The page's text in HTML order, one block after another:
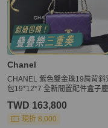
Chanel
CHANEL 紫色雙金珠19肩背斜
包19*12*7 全新閒置配件盒子
TWD 163,800
現折 8,000